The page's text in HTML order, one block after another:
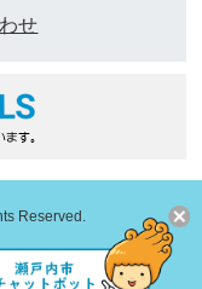
せ
Reserved.